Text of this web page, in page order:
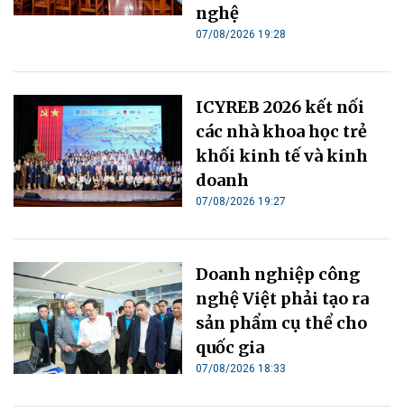
nghệ
07/08/2026 19:28
ICYREB 2026 kết nối
các nhà khoa học trẻ
khối kinh tế và kinh
doanh
07/08/2026 19:27
Doanh nghiệp công
nghệ Việt phải tạo ra
sản phẩm cụ thể cho
quốc gia
07/08/2026 18:33